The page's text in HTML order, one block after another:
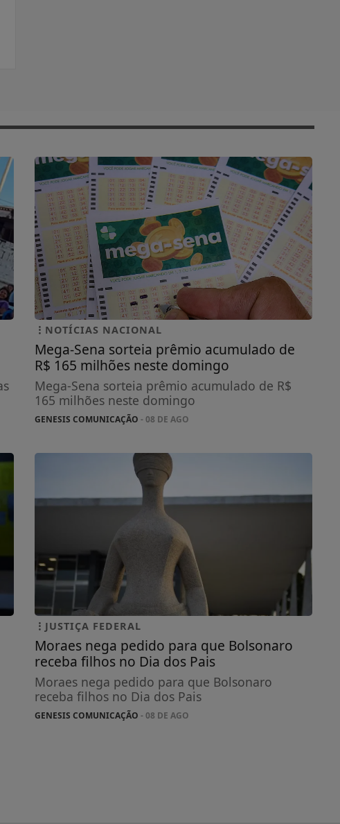
NOTÍCIAS NACIONAL
Mega-Sena sorteia prêmio acumulado de
R$ 165 milhões neste domingo
Mega-Sena sorteia prêmio acumulado de R$
165 milhões neste domingo
GENESIS COMUNICAÇÃO - 08 DE AGO
JUSTIÇA FEDERAL
Moraes nega pedido para que Bolsonaro
receba filhos no Dia dos Pais
Moraes nega pedido para que Bolsonaro
receba filhos no Dia dos Pais
GENESIS COMUNICAÇÃO - 08 DE AGO